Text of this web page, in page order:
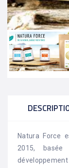
Natura Force
2015,